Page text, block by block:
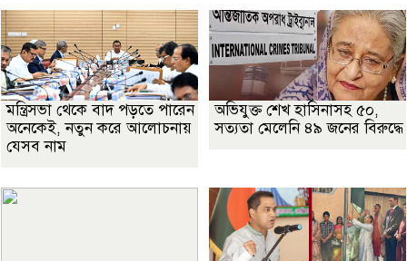
মন্ত্রিসভা থেকে বাদ পড়তে পারেন
অনেকেই, নতুন করে আলোচনায়
যেসব নাম
অভিযুক্ত শেখ হাসিনাসহ ৫০,
সত্যতা মেলেনি ৪৯ জনের বিরুদ্ধে